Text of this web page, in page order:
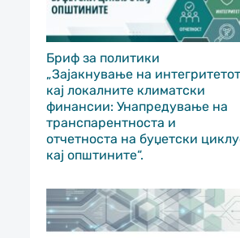
Бриф за политики
„Зајакнување на интегритетот
кај локалните климатски
финансии: Унапредување на
транспарентноста и
отчетноста на буџетски
кај општините“.